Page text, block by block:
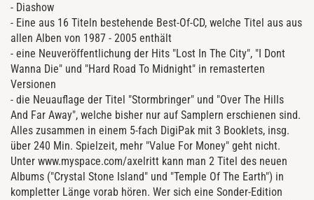
- Diashow
- Eine aus 16 Titeln bestehende Best-Of-CD, welche Titel aus aus
allen Alben von 1987 - 2005 enthält
- eine Neuveröffentlichung der Hits "Lost In The City", "I Dont
Wanna Die" und "Hard Road To Midnight" in remasterten
Versionen
- die Neuauflage der Titel "Stormbringer" und "Over The Hills
And Far Away", welche bisher nur auf Samplern erschienen sind.
Alles zusammen in einem 5-fach DigiPak mit 3 Booklets, insg.
über 240 Min. Spielzeit, mehr "Value For Money" geht nicht.
Unter www.myspace.com/axelritt kann man 2 Titel des neuen
Albums ("Crystal Stone Island" und "Temple Of The Earth") in
kompletter Länge vorab hören. Wer sich eine Sonder-Edition